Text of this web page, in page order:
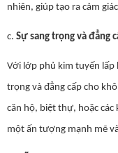
nhiên, giúp tạo ra cảm
c. Sự sang trọng và đẳng
Với lớp phủ kim tuyến
trọng và đẳng cấp cho
căn hộ, biệt thự, hoặc
một ấn tượng mạnh mẽ